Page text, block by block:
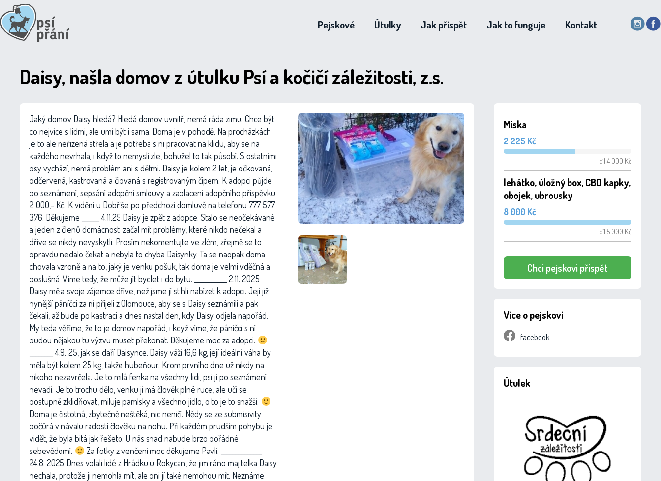
Pejskové Útulky Jak přispět Jak to funguje Kontakt
Daisy, našla domov z útulku Psí a kočičí záležitosti, z.s.
Jaký domov Daisy hledá? Hledá domov uvnitř, nemá ráda zimu. Chce být
co nejvíce s lidmi, ale umí být i sama. Doma je v pohodě. Na procházkách
je to ale neřízená střela a je potřeba s ní pracovat na klidu, aby se na
každého nevrhala, i když to nemyslí zle, bohužel to tak působí. S ostatními
psy vychází, nemá problém ani s dětmi. Daisy je kolem 2 let, je očkovaná,
odčervená, kastrovaná a čipvaná s registrovaným čipem. K adopci půjde
po seznámení, sepsání adopční smlouvy a zaplacení adopčního příspěvku
2 000,- Kč. K vidění u Dobříše po předchozí domluvě na telefonu 777 577
376. Děkujeme ______ 4.11.25 Daisy je zpět z adopce. Stalo se neočekávané
a jeden z členů domácnosti začal mít problémy, které nikdo nečekal a
dříve se nikdy nevyskytli. Prosím nekomentujte ve zlém, zřejmě se to
opravdu nedalo čekat a nebyla to chyba Daisynky. Ta se naopak doma
chovala vzroně a na to, jaký je venku pošuk, tak doma je velmi vděčná a
poslušná. Víme tedy, že může jít bydlet i do bytu. ___________ 2.11. 2025
Daisy měla svoje zájemce dříve, než jsme jí stihli nabízet k adopci. Její již
nynější páníčci za ní přijeli z Olomouce, aby se s Daisy seznámili a pak
čekali, až bude po kastraci a dnes nastal den, kdy Daisy odjela napořád.
My teda věříme, že to je domov napořád, i když víme, že páníčci s ní
budou nějakou tu výzvu muset překonat. Děkujeme moc za adopci.
________ 4.9. 25, jak se daří Daisynce. Daisy váží 16,6 kg, její ideální váha by
měla být kolem 25 kg, takže hubeňour. Krom prvního dne už nikdy na
nikoho nezavrčela. Je to milá fenka na všechny lidi, psi jí po seznámení
nevadí. Je to trochu dělo, venku jí má člověk plné ruce, ale učí se
postupně zklidňovat, miluje pamlsky a všechno jídlo, o to je to snažší.
Doma je čistotná, zbytečně neštěká, nic neničí. Nědy se ze submisivity
počůrá v návalu radosti člověku na nohu. Při každém prudším pohybu je
vidět, že byla bitá jak řešeto. U nás snad nabude brzo pořádné
sebevědomí.
Za fotky z venčení moc děkujeme Pavlí. ______________
24.8. 2025 Dnes volali lidé z Hrádku u Rokycan, že jim ráno majitelka Daisy
nechala, protože jí nemohla mít, ale oni jí také nemohou mít. Neznáme
Miska
2 225 Kč
cíl 4 000 Kč
lehátko, úložný box, CBD kapky,
obojek, ubrousky
8 000 Kč
cíl 5 000 Kč
Chci pejskovi přispět
Více o pejskovi
facebook
Útulek